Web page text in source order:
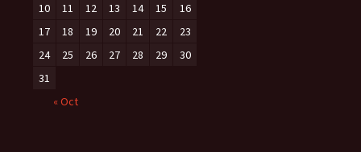
10
11 12 13 14 15
16
17
18 19 20 21 22
23
24
25 26 27 28 29
30
31
« Oct